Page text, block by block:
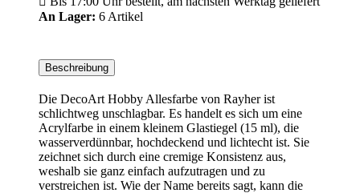
An Lager: 6 Artikel
Beschreibung
Die DecoArt Hobby Allesfarbe von Rayher ist
schlichtweg unschlagbar. Es handelt es sich um eine
Acrylfarbe in einem kleinem Glastiegel (15 ml), die
wasserverdünnbar, hochdeckend und lichtecht ist. Sie
zeichnet sich durch eine cremige Konsistenz aus,
weshalb sie ganz einfach aufzutragen und zu
verstreichen ist. Wie der Name bereits sagt, kann die